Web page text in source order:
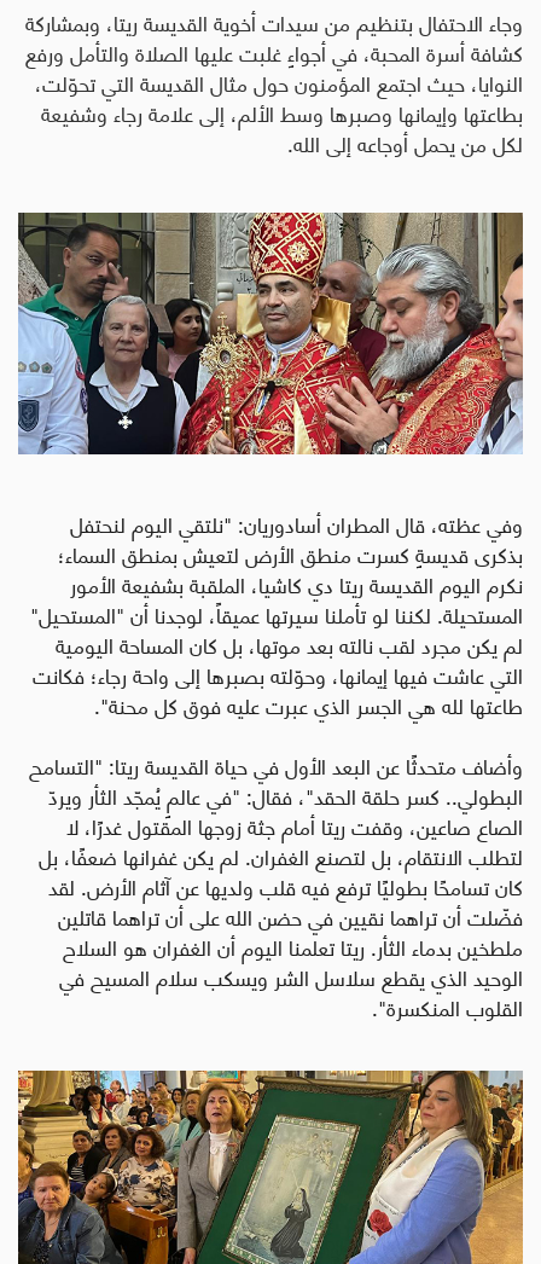
وجاء الاحتفال بتنظيم من سيدات أخوية القديسة ريتا، وبمشاركة
كشافة أسرة المحبة، في أجواءٍ غلبت عليها الصلاة والتأمل ورفع
النوايا، حيث اجتمع المؤمنون حول مثال القديسة التي تحوّلت،
بطاعتها وإيمانها وصبرها وسط الألم، إلى علامة رجاء وشفيعة
لكل من يحمل أوجاعه إلى الله.
وفي عظته، قال المطران أسادوريان: "نلتقي اليوم لنحتفل
بذكرى قديسةٍ كسرت منطق الأرض لتعيش بمنطق السماء؛
نكرم اليوم القديسة ريتا دي كاشيا، الملقبة بشفيعة الأمور
المستحيلة. لكننا لو تأملنا سيرتها عميقاً، لوجدنا أن "المستحيل"
لم يكن مجرد لقب نالته بعد موتها، بل كان المساحة اليومية
التي عاشت فيها إيمانها، وحوّلته بصبرها إلى واحة رجاء؛ فكانت
طاعتها لله هي الجسر الذي عبرت عليه فوق كل محنة".
وأضاف متحدثًا عن البعد الأول في حياة القديسة ريتا: "التسامح
البطولي.. كسر حلقة الحقد"، فقال: "في عالمٍ يُمجّد الثأر ويردّ
الصاع صاعين، وقفت ريتا أمام جثة زوجها المقتول غدرًا، لا
لتطلب الانتقام، بل لتصنع الغفران. لم يكن غفرانها ضعفًا، بل
كان تسامحًا بطوليًا ترفع فيه قلب ولديها عن آثام الأرض. لقد
فضّلت أن تراهما نقيين في حضن الله على أن تراهما قاتلين
ملطخين بدماء الثأر. ريتا تعلمنا اليوم أن الغفران هو السلاح
الوحيد الذي يقطع سلاسل الشر ويسكب سلام المسيح في
القلوب المنكسرة".